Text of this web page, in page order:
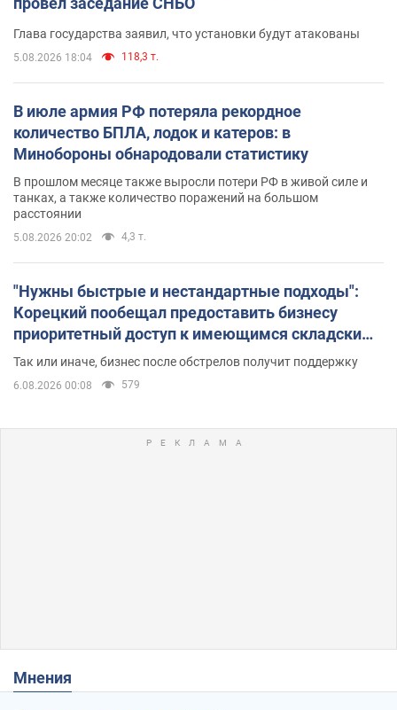
Глава государства заявил, что установки будут атакованы
5.08.2026 18:04 118,3 т.
В июле армия РФ потеряла рекордное
количество БПЛА, лодок и катеров: в
Минобороны обнародовали статистику
В прошлом месяце также выросли потери РФ в живой силе и
танках, а также количество поражений на большом
расстоянии
5.08.2026 20:02 4,3 т.
"Нужны быстрые и нестандартные подходы":
Корецкий пообещал предоставить бизнесу
приоритетный доступ к имеющимся складским
помещениям
Так или иначе, бизнес после обстрелов получит поддержку
6.08.2026 00:08 579
Мнения